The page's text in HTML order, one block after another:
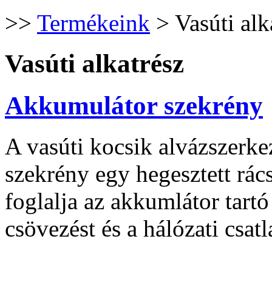
>> Termékeink > Vasúti
Vasúti alkatrész
Akkumulátor szekrény
A vasúti kocsik
szekrény egy hegesztett
foglalja az akkumlátor
csövezést és a hálózati